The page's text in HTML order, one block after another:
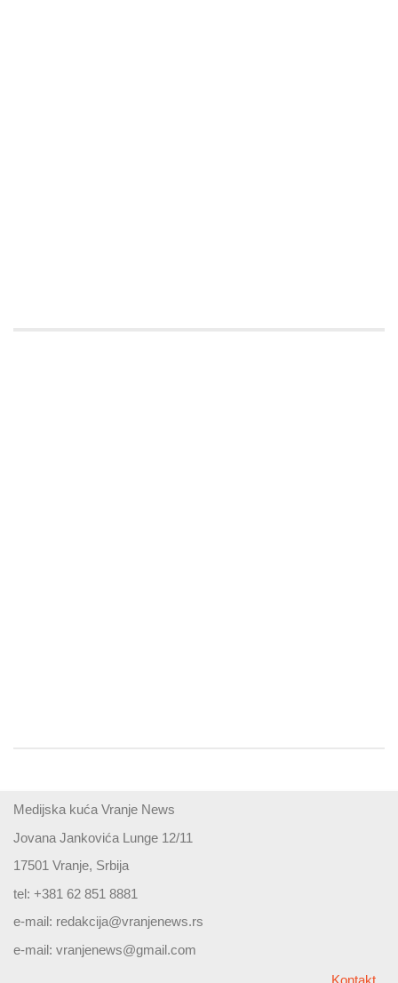
Medijska kuća Vranje News
Jovana Jankovića Lunge 12/11
17501 Vranje, Srbija
tel: +381 62 851 8881
e-mail: redakcija@vranjenews.rs
e-mail: vranjenews@gmail.com
Kontakt